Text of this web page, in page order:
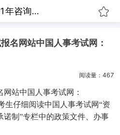
年咨询...
名网站中国人事考试网：
阅读量：467
站中国人事考试网：
生仔细阅读中国人事考试网“资
诺制”专栏中的政策文件、办事